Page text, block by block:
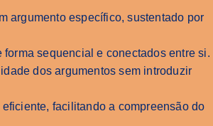
argumento específico, sustentado por
sequencial e conectados entre si.
dos argumentos sem introduzir
facilitando a compreensão do